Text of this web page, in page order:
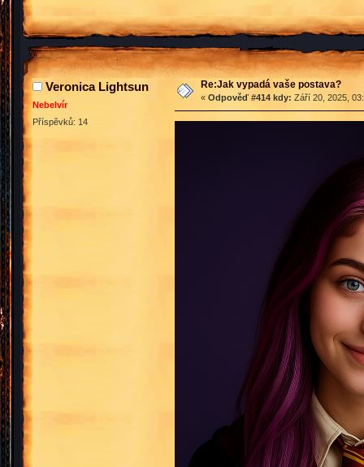
Veronica Lightsun
Nebelvír
Příspěvků: 14
Re:Jak vypadá vaše postava?
« Odpověď #414 kdy: Září 20, 2025,